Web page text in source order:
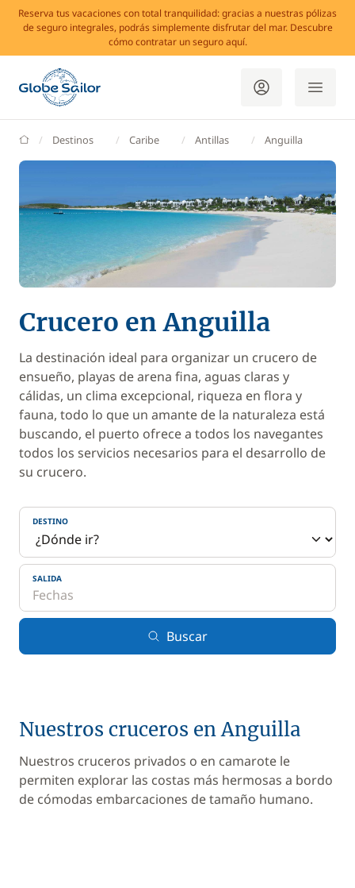
Reserva tus vacaciones con total tranquilidad: gracias a nuestras pólizas
de seguro integrales, podrás simplemente disfrutar del mar. Descubre
cómo contratar un seguro aquí.
GlobeSailor
Destinos Caribe Antillas Anguilla
Crucero en Anguilla
La destinación ideal para organizar un crucero de
ensueño, playas de arena fina, aguas claras y
cálidas, un clima excepcional, riqueza en flora y
fauna, todo lo que un amante de la naturaleza está
buscando, el puerto ofrece a todos los navegantes
todos los servicios necesarios para el desarrollo de
su crucero.
DESTINO
SALIDA
Buscar
Nuestros cruceros en Anguilla
Nuestros cruceros privados o en camarote le
permiten explorar las costas más hermosas a bordo
de cómodas embarcaciones de tamaño humano.